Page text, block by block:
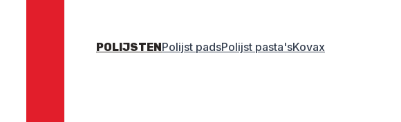
POLIJSTENPolijst padsPolijst pasta'sKovax